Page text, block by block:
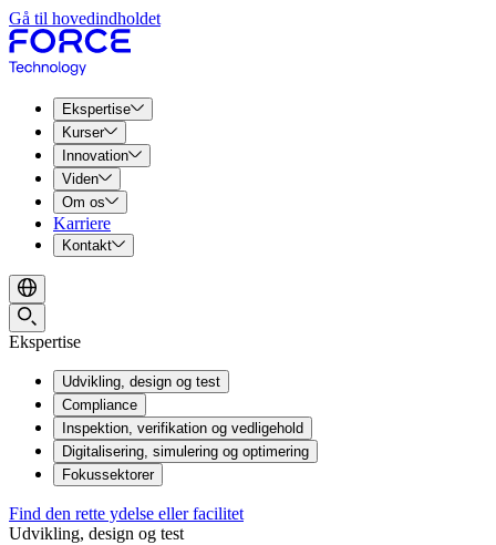
Gå til hovedindholdet
Ekspertise
Kurser
Innovation
Viden
Om os
Karriere
Kontakt
Ekspertise
Udvikling, design og test
Compliance
Inspektion, verifikation og vedligehold
Digitalisering, simulering og optimering
Fokussektorer
Find den rette ydelse eller facilitet
Udvikling, design og test